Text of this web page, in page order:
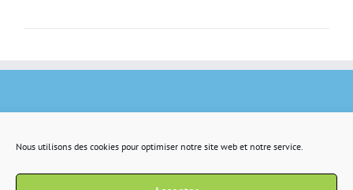
Nous utilisons des cookies pour optimiser notre site web et notre service.